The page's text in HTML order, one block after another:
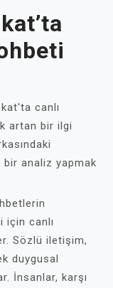
canlı
artan bir ilgi
analiz yapmak
için canlı
Sözlü iletişim,
duygusal
İnsanlar, karşı